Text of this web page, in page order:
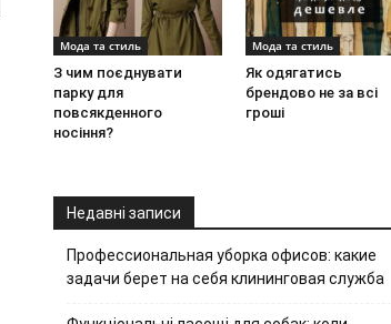
Мода та стиль
З чим поєднувати
парку для
повсякденного
носіння?
Мода та стиль
Як одягатись
брендово не за всі
гроші
Недавні записи
Профессиональная уборка офисов: какие
задачи берет на себя клининговая служба